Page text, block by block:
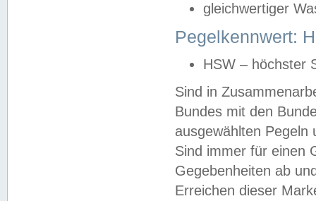
gleichwertiger
Pegelkennwert:
HSW – höchster
Sind in
Bundes mit den
ausgewählten
Sind immer für einen
Gegebenheiten ab
Erreichen dieser